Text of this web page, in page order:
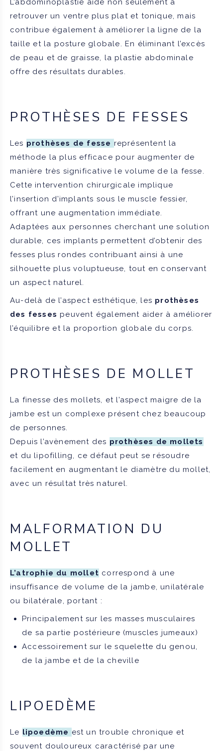
L’abdominoplastie aide non seulement à
retrouver un ventre plus plat et tonique, mais
contribue également à améliorer la ligne de la
taille et la posture globale. En éliminant l’excès
de peau et de graisse, la plastie abdominale
offre des résultats durables.
PROTHÈSES DE FESSES
Les prothèses de fesse représentent la
méthode la plus efficace pour augmenter de
manière très significative le volume de la fesse.
Cette intervention chirurgicale implique
l’insertion d’implants sous le muscle fessier,
offrant une augmentation immédiate.
Adaptées aux personnes cherchant une solution
durable, ces implants permettent d’obtenir des
fesses plus rondes contribuant ainsi à une
silhouette plus voluptueuse, tout en conservant
un aspect naturel.
Au-delà de l’aspect esthétique, les prothèses
des fesses peuvent également aider à améliorer
l’équilibre et la proportion globale du corps.
PROTHÈSES DE MOLLET
La finesse des mollets, et l’aspect maigre de la
jambe est un complexe présent chez beaucoup
de personnes.
Depuis l’avènement des prothèses de mollets
et du lipofilling, ce défaut peut se résoudre
facilement en augmentant le diamètre du mollet,
avec un résultat très naturel.
MALFORMATION DU
MOLLET
L’atrophie du mollet correspond à une
insuffisance de volume de la jambe, unilatérale
ou bilatérale, portant :
Principalement sur les masses musculaires
de sa partie postérieure (muscles jumeaux)
Accessoirement sur le squelette du genou,
de la jambe et de la cheville
LIPOEDÈME
Le lipoedème est un trouble chronique et
souvent douloureux caractérisé par une